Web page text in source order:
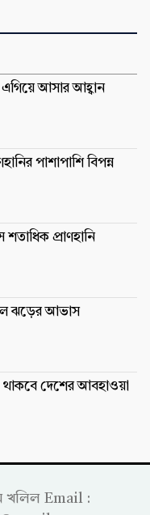
আসার আহ্বান
পাশাপাশি বিপন্ন
প্রাণহানি
ঝড়ের আভাস
দেশের আবহাওয়া
খলিল Email :